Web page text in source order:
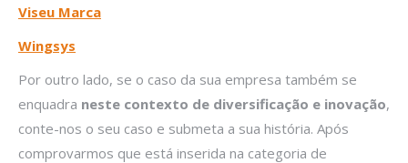
Viseu Marca
Wingsys
Por outro lado, se o caso da sua empresa também se
enquadra neste contexto de diversificação e inovação,
conte-nos o seu caso e submeta a sua história. Após
comprovarmos que está inserida na categoria de